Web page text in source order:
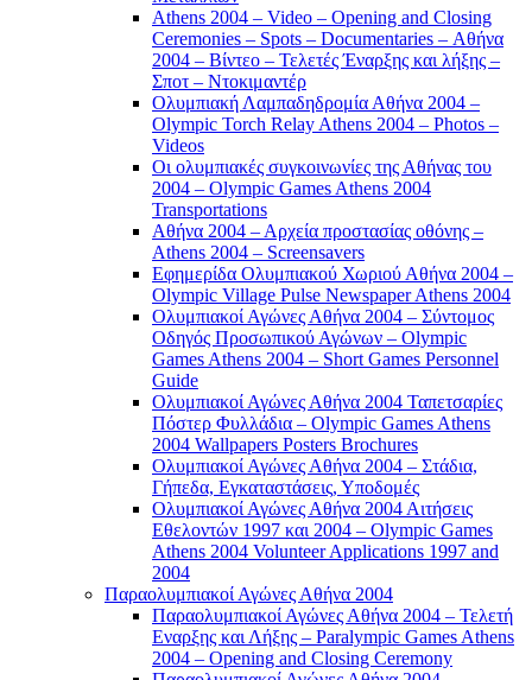
Athens 2004 – Video – Opening and Closing
Ceremonies – Spots – Documentaries – Αθήνα
2004 – Βίντεο – Τελετές Έναρξης και λήξης –
Σποτ – Ντοκιμαντέρ
Ολυμπιακή Λαμπαδηδρομία Αθήνα 2004 –
Olympic Torch Relay Athens 2004 – Photos –
Videos
Οι ολυμπιακές συγκοινωνίες της Αθήνας του
2004 – Olympic Games Athens 2004
Transportations
Αθήνα 2004 – Αρχεία προστασίας οθόνης –
Athens 2004 – Screensavers
Εφημερίδα Ολυμπιακού Χωριού Αθήνα 2004 –
Olympic Village Pulse Newspaper Athens 2004
Ολυμπιακοί Αγώνες Αθήνα 2004 – Σύντομος
Οδηγός Προσωπικού Αγώνων – Olympic
Games Athens 2004 – Short Games Personnel
Guide
Ολυμπιακοί Αγώνες Αθήνα 2004 Ταπετσαρίες
Πόστερ Φυλλάδια – Olympic Games Athens
2004 Wallpapers Posters Brochures
Ολυμπιακοί Αγώνες Αθήνα 2004 – Στάδια,
Γήπεδα, Εγκαταστάσεις, Υποδομές
Ολυμπιακοί Αγώνες Αθήνα 2004 Αιτήσεις
Εθελοντών 1997 και 2004 – Olympic Games
Athens 2004 Volunteer Applications 1997 and
2004
Παραολυμπιακοί Αγώνες Αθήνα 2004
Παραολυμπιακοί Αγώνες Αθήνα 2004 – Τελετή
Εναρξης και Λήξης – Paralympic Games Athens
2004 – Opening and Closing Ceremony